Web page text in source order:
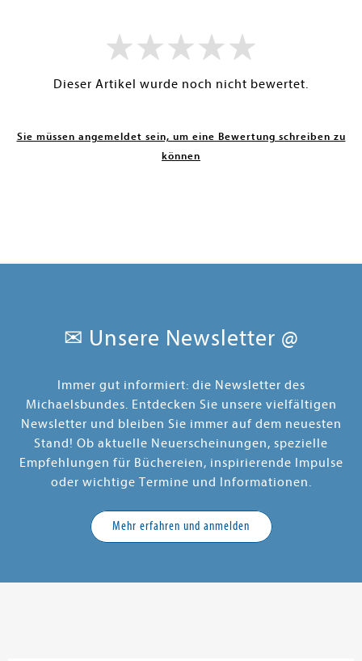
Dieser Artikel wurde noch nicht bewertet.
Sie müssen angemeldet sein, um eine Bewertung schreiben zu
können
✉ Unsere Newsletter @
Immer gut informiert: die Newsletter des
Michaelsbundes. Entdecken Sie unsere vielfältigen
Newsletter und bleiben Sie immer auf dem neuesten
Stand! Ob aktuelle Neuerscheinungen, spezielle
Empfehlungen für Büchereien, inspirierende Impulse
oder wichtige Termine und Informationen.
Mehr erfahren und anmelden